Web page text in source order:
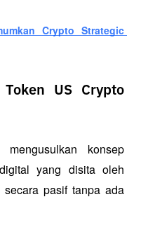
Crypto Strategic
US Crypto
konsep
yang disita oleh
pasif tanpa ada